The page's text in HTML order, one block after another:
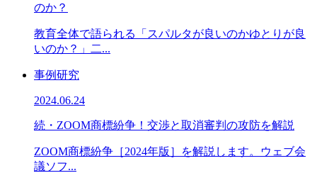
のか？
教育全体で語られる「スパルタが良いのかゆとりが良
いのか？」二...
事例研究
2024.06.24
続・ZOOM商標紛争！交渉と取消審判の攻防を解説
ZOOM商標紛争［2024年版］を解説します。ウェブ会
議ソフ...